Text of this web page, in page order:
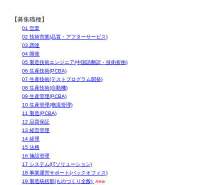
【募集職種】
01 営業
02 技術営業(品質・アフターサービス)
03 調達
04 開発
05 製造技術エンジニア(中国語翻訳・技術折衝)
06 生産技術(PCBA)
07 生産技術(テストプログラム開発)
08 生産技術(自動機)
09 生産管理(PCBA)
10 生産管理(物流管理)
11 製造(PCBA)
12 品質保証
13 経営管理
14 経理
15 法務
16 施設管理
17 システム(ITソリューション)
18 事業運営サポート(バックオフィス)
19 製造統括部(ものづくり全般) new